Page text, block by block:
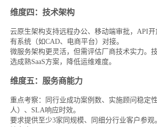
维度四：技术架构
云原生架构支持远程办公、移动端审批，API
有系统（如CAD、电商平台）对接。
微服务架构更灵活，但需评估厂商技术实力。
选成熟SaaS方案，降低运维难度。
维度五：服务商能力
重点考察：同行业成功案例数、实施顾问稳定
人）、SLA响应时效。
要求提供至少3家同规模、同细分行业客户参观